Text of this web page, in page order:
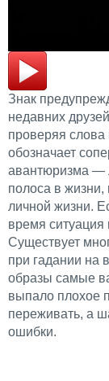
Знак
недавних
проверяя слова
обозначает
авантюризма —
полоса в
личной жизни.
время ситуация
Существует
при гадании на
образы самые
выпало плохое
переживать, а
ошибки.